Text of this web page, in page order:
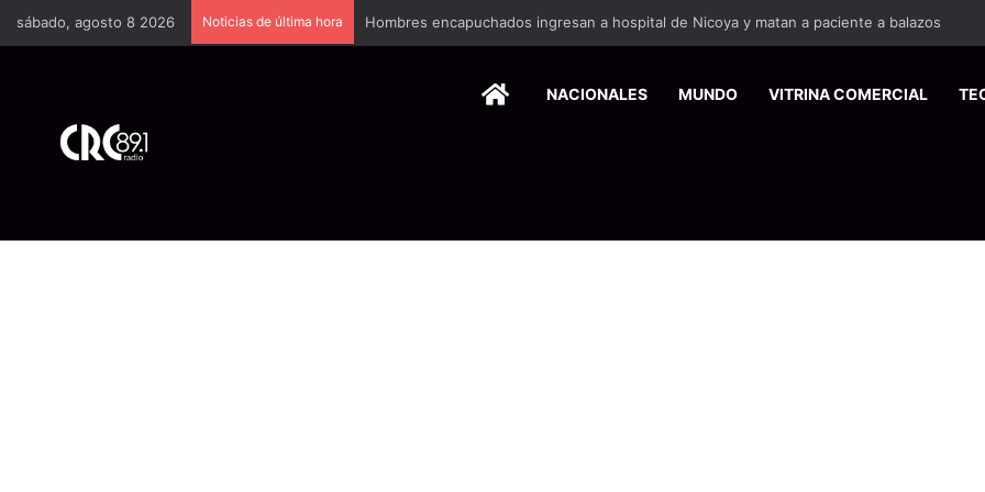
sábado, agosto 8 2026 Noticias de última hora
HOMENACIONALES MUNDO VITRINA COMERCIAL